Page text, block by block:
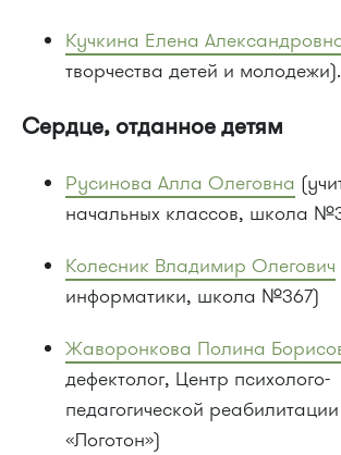
Кучкина Елена
творчества детей и молодежи).
Сердце, отданное детям
Русинова Алла Олеговна
начальных классов, школа
Колесник Владимир Олегович
информатики, школа №367)
Жаворонкова Полина
дефектолог, Центр психолого-
педагогической
«Логотон»)